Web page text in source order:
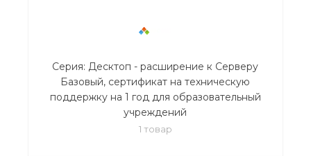
Серия: Десктоп - расширение к Серверу
Базовый, сертификат на техническую
поддержку на 1 год для образовательный
учреждений
1 товар